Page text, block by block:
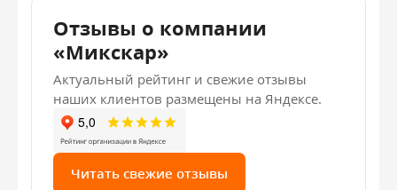
Отзывы о компании
«Микскар»
Актуальный рейтинг и свежие отзывы
наших клиентов размещены на Яндексе.
Читать свежие отзывы